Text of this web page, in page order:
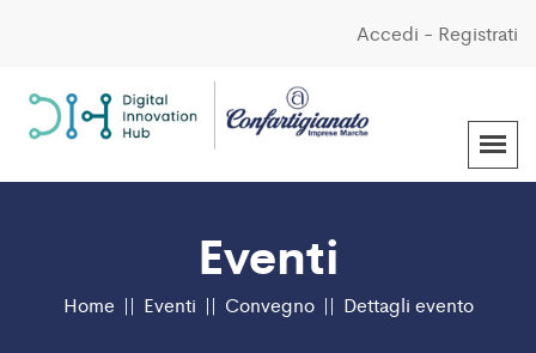
Accedi - Registrati
Eventi
Home Eventi Convegno Dettagli evento